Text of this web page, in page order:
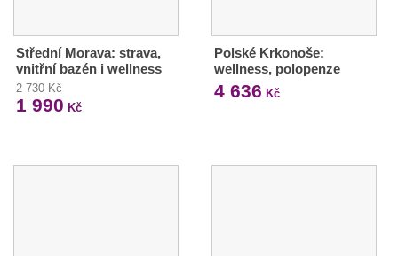
Střední Morava: strava,
vnitřní bazén i wellness
2 730 Kč
1 990 Kč
Polské Krkonoše:
wellness, polopenze
4 636 Kč